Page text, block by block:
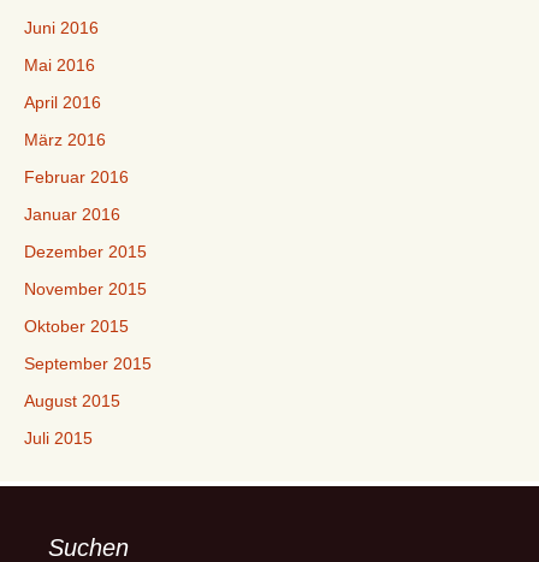
Juni 2016
Mai 2016
April 2016
März 2016
Februar 2016
Januar 2016
Dezember 2015
November 2015
Oktober 2015
September 2015
August 2015
Juli 2015
Suchen